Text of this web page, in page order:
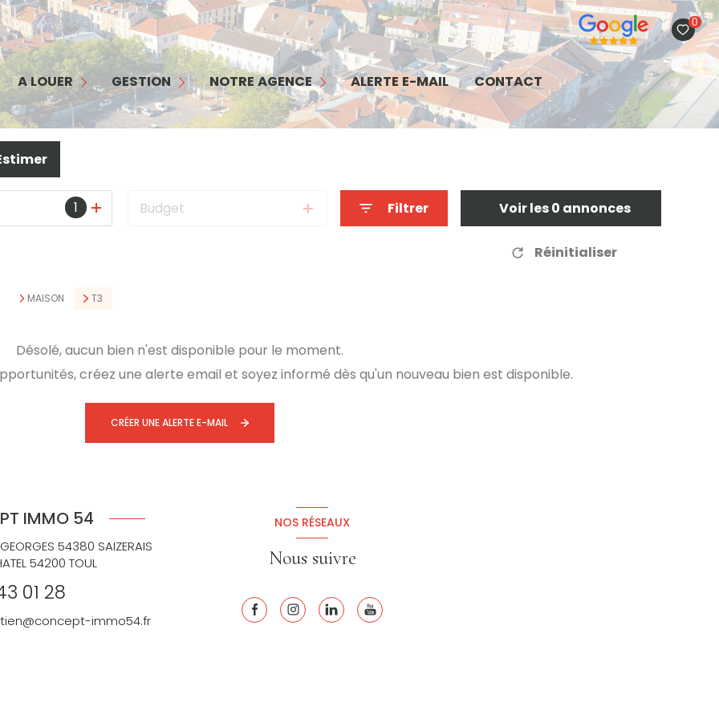
0
A LOUER
MAISON
APPARTEMENT
COMMERCES/ BUREAUX
GARAGE
TERRAIN
BIENS LOUÉS
GESTION
GESTION
INTERFACE PROPRIÉTAIRE
INTERFACE LOCATAIRE
NOTRE AGENCE
NOTRE AGENCE
NOTRE ÉQUIPE
NOS SERVICES
ALERTE E-MAIL CONTACT
1 Budget Filtrer Voir les0 annonces
Réinitialiser
MAISON T3
Désolé, aucun bien n'est disponible pour le moment.
créez une alerte email et soyez informé dès qu'un nouveau bien est disponible.
CRÉER UNE ALERTE E-MAIL
IMMO 54
54380 SAIZERAIS
54200 TOUL
01 28
immo54.fr
NOS RÉSEAUX
Nous suivre